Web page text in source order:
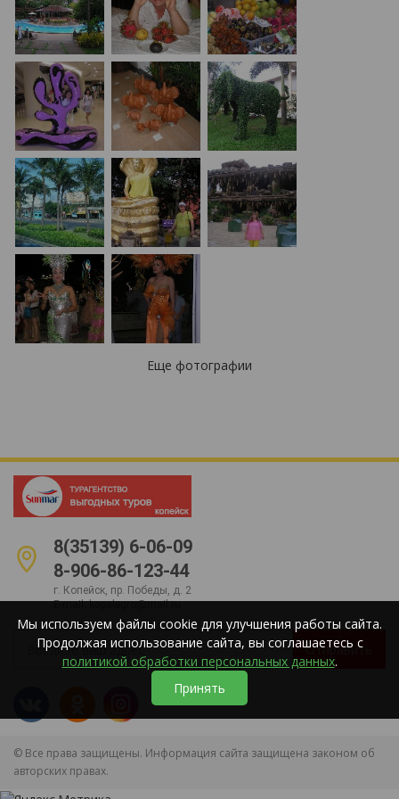
Еще фотографии
8(35139) 6-06-09
8-906-86-123-44
г. Копейск, пр. Победы, д. 2
E-mail:kopalegro@mail.ru
Отправить
© Все права защищены. Информация сайта защищена законом об
авторских правах.
Мы используем файлы cookie для улучшения работы сайта.
Продолжая использование сайта, вы соглашаетесь с
политикой обработки персональных данных.
Принять